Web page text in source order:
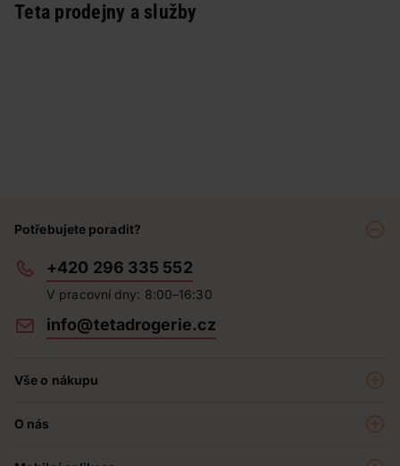
Teta prodejny a služby
Potřebujete poradit?
+420 296 335 552
V pracovní dny: 8:00–16:30
info@tetadrogerie.cz
Vše o nákupu
O nás